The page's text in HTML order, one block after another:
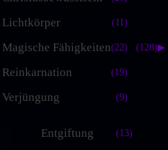
Lichtkörper (11)
Magische Fähigkeiten(22)
Reinkarnation (19)
Verjüngung (9)
(128)▶
Entgiftung (13)